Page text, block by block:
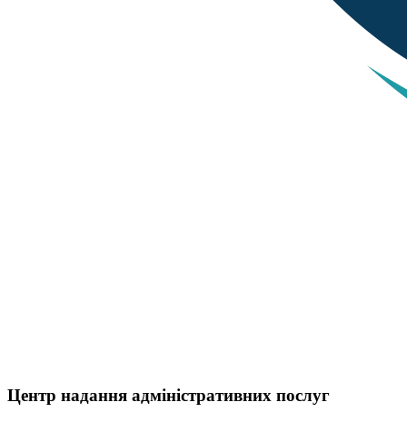
Центр надання адміністративних послуг